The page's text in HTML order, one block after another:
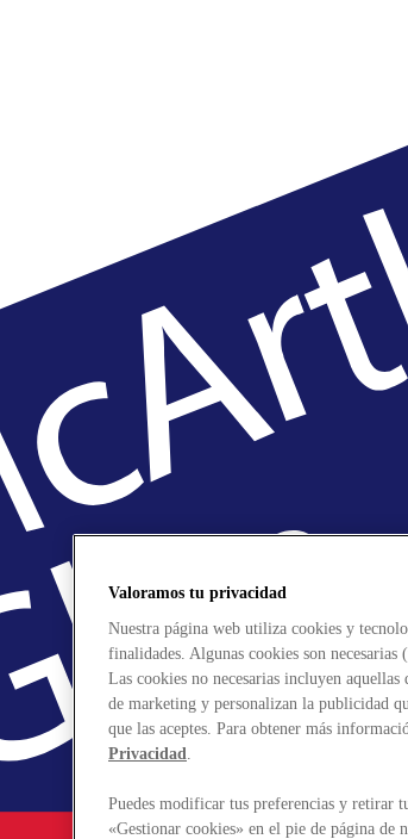
Valoramos tu privacidad
Nuestra página web utiliza cookies y
finalidades. Algunas cookies son
Las cookies no necesarias incluyen aquellas
de marketing y personalizan la publicidad
que las aceptes. Para obtener más
Privacidad.
Puedes modificar tus preferencias y retirar
«Gestionar cookies» en el pie de página